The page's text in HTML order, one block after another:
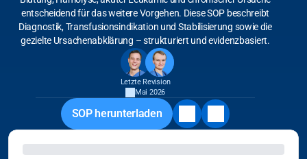
entscheidend für das weitere Vorgehen. Diese SOP beschreibt
Diagnostik, Transfusionsindikation und Stabilisierung sowie die
gezielte Ursachenabklärung – strukturiert und evidenzbasiert.
Letzte Revision
Mai 2026
SOP herunterladen